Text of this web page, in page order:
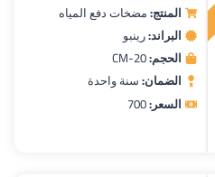
تم التقييم
5.00من 5
المنتج:مضخات دفع المياه
البراند:رينبو
الحجم:CM-20
الضمان:سنة واحدة
السعر:700